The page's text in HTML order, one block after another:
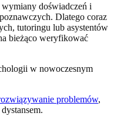
wymiany doświadczeń i
Dlatego coraz
tutoringu lub asystentów
bieżąco weryfikować
problemów,